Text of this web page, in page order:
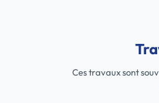
Ces travaux sont